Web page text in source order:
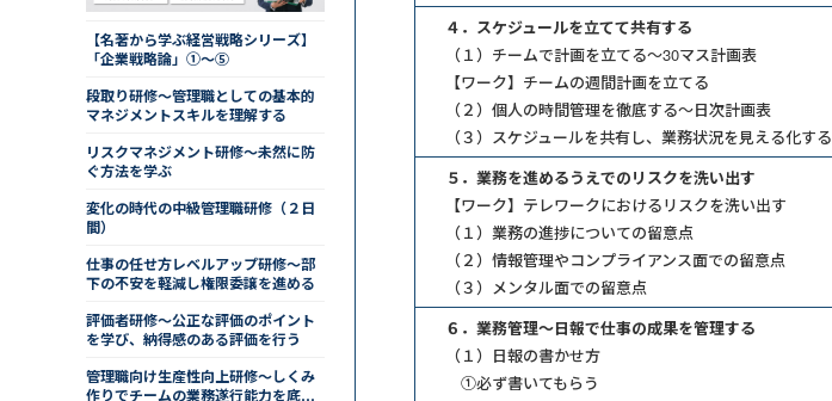
４．スケジュールを立てて共有する
（１）チームで計画を立てる～30マス計画表
【ワーク】チームの週間計画を立てる
（２）個人の時間管理を徹底する～日次計画表
（３）スケジュールを共有し、業務状況を見える化する
５．業務を進めるうえでのリスクを洗い出す
【ワーク】テレワークにおけるリスクを洗い出す
（１）業務の進捗についての留意点
（２）情報管理やコンプライアンス面での留意点
（３）メンタル面での留意点
６．業務管理～日報で仕事の成果を管理する
（１）日報の書かせ方
①必ず書いてもらう
【名著から学ぶ経営戦略シリーズ】
「企業戦略論」①～⑤
段取り研修～管理職としての基本的
マネジメントスキルを理解する
リスクマネジメント研修～未然に防
ぐ方法を学ぶ
変化の時代の中級管理職研修（２日
間）
仕事の任せ方レベルアップ研修～部
下の不安を軽減し権限委譲を進める
評価者研修～公正な評価のポイント
を学び、納得感のある評価を行う
管理職向け生産性向上研修～しくみ
作りでチームの業務遂行能力を底上